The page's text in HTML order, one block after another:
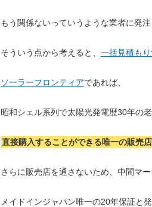
もう関係ないっていうような業者に発
そういう点から考えると、 一括見積も
ソーラーフロンティアであれば、
昭和シェル系列で太陽光発電歴30年の
直接購入することができる唯一の販売
さらに販売店を通さないため、中間マ
メイドインジャパン唯一の20年保証と